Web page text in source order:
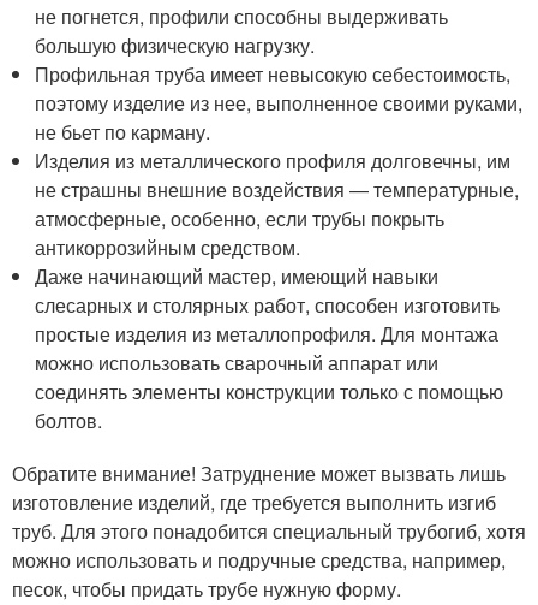
не погнется, профили способны выдерживать
большую физическую нагрузку.
Профильная труба имеет невысокую себестоимость,
поэтому изделие из нее, выполненное своими руками,
не бьет по карману.
Изделия из металлического профиля долговечны, им
не страшны внешние воздействия — температурные,
атмосферные, особенно, если трубы покрыть
антикоррозийным средством.
Даже начинающий мастер, имеющий навыки
слесарных и столярных работ, способен изготовить
простые изделия из металлопрофиля. Для монтажа
можно использовать сварочный аппарат или
соединять элементы конструкции только с помощью
болтов.
Обратите внимание! Затруднение может вызвать лишь
изготовление изделий, где требуется выполнить изгиб
труб. Для этого понадобится специальный трубогиб, хотя
можно использовать и подручные средства, например,
песок, чтобы придать трубе нужную форму.